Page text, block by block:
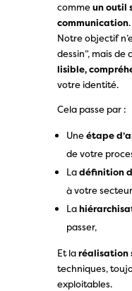
commeun outil
communication.
Notre objectif
dessin”, mais de
lisible,
votre identité.
Cela passe par :
Uneétape
de votre
Ladéfinition
à votre
La
passer,
Et laréalisation
techniques,
exploitables.